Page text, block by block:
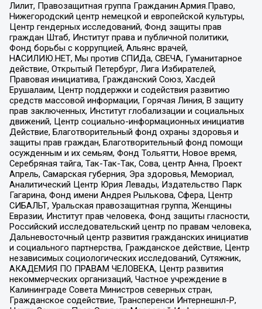
Лилит, Правозащитная группа Гражданин.Армия.Право,
Нижегородский центр немецкой и европейской культуры,
Центр гендерных исследований, Фонд защиты прав
граждан Штаб, Институт права и публичной политики,
Фонд борьбы с коррупцией, Альянс врачей,
НАСИЛИЮ.НЕТ, Мы против СПИДа, СВЕЧА, Гуманитарное
действие, Открытый Петербург, Лига Избирателей,
Правовая инициатива, Гражданский Союз, Хасдей
Ерушалаим, Центр поддержки и содействия развитию
средств массовой информации, Горячая Линия, В защиту
прав заключенных, Институт глобализации и социальных
движений, Центр социально-информационных инициатив
Действие, Благотворительный фонд охраны здоровья и
защиты прав граждан, Благотворительный фонд помощи
осужденным и их семьям, Фонд Тольятти, Новое время,
Серебряная тайга, Так-Так-Так, Сова, центр Анна, Проект
Апрель, Самарская губерния, Эра здоровья, Мемориал,
Аналитический Центр Юрия Левады, Издательство Парк
Гагарина, Фонд имени Андрея Рылькова, Сфера, Центр
СИБАЛЬТ, Уральская правозащитная группа, Женщины
Евразии, Институт прав человека, Фонд защиты гласности,
Российский исследовательский центр по правам человека,
Дальневосточный центр развития гражданских инициатив
и социального партнерства, Гражданское действие, Центр
независимых социологических исследований, Сутяжник,
АКАДЕМИЯ ПО ПРАВАМ ЧЕЛОВЕКА, Центр развития
некоммерческих организаций, Частное учреждение в
Калининграде Совета Министров северных стран,
Гражданское содействие, Трансперенси Интернешнл-Р,